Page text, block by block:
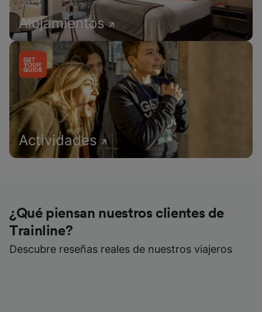
Alojamientos
Actividades
¿Qué piensan nuestros clientes de
Trainline?
Descubre reseñas reales de nuestros viajeros